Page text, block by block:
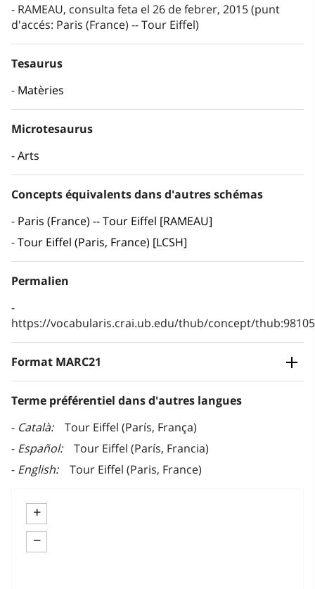
RAMEAU, consulta feta el 26 de febrer, 2015 (punt
d'accés: Paris (France) -- Tour Eiffel)
Tesaurus
Matèries
Microtesaurus
Arts
Concepts équivalents dans d'autres schémas
Paris (France) -- Tour Eiffel [RAMEAU]
Tour Eiffel (Paris, France) [LCSH]
Permalien
https://vocabularis.crai.ub.edu/thub/concept/
Format MARC21
Terme préférentiel dans d'autres langues
Català
Tour Eiffel (París, França)
Español
Tour Eiffel (París, Francia)
English
Tour Eiffel (Paris, France)
+
−